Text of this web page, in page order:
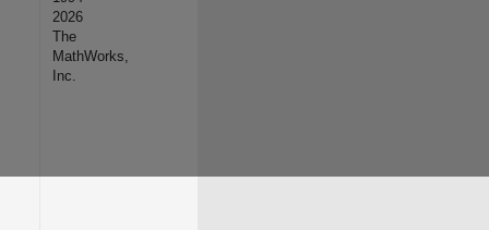
2026
The
MathWorks,
Inc.